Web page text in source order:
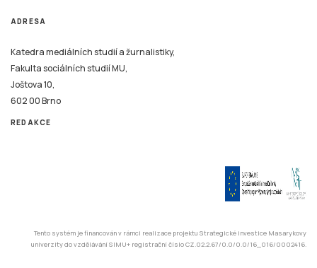
ADRESA
Katedra mediálních studií a žurnalistiky,
Fakulta sociálních studií MU,
Joštova 10,
602 00 Brno
REDAKCE
Tento systém je financován v rámci realizace projektu Strategické investice Masarykovy
univerzity do vzdělávání SIMU+ registrační číslo CZ.02.2.67/0.0/0.0/16_016/0002416.